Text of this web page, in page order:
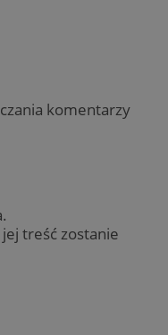
komentarzy
treść zostanie